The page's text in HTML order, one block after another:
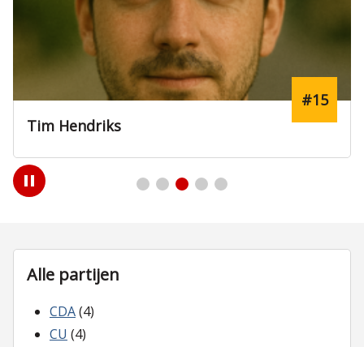
Tim Hendriks
#15
Play
/
Alle partijen
CDA(4)
CU (4)